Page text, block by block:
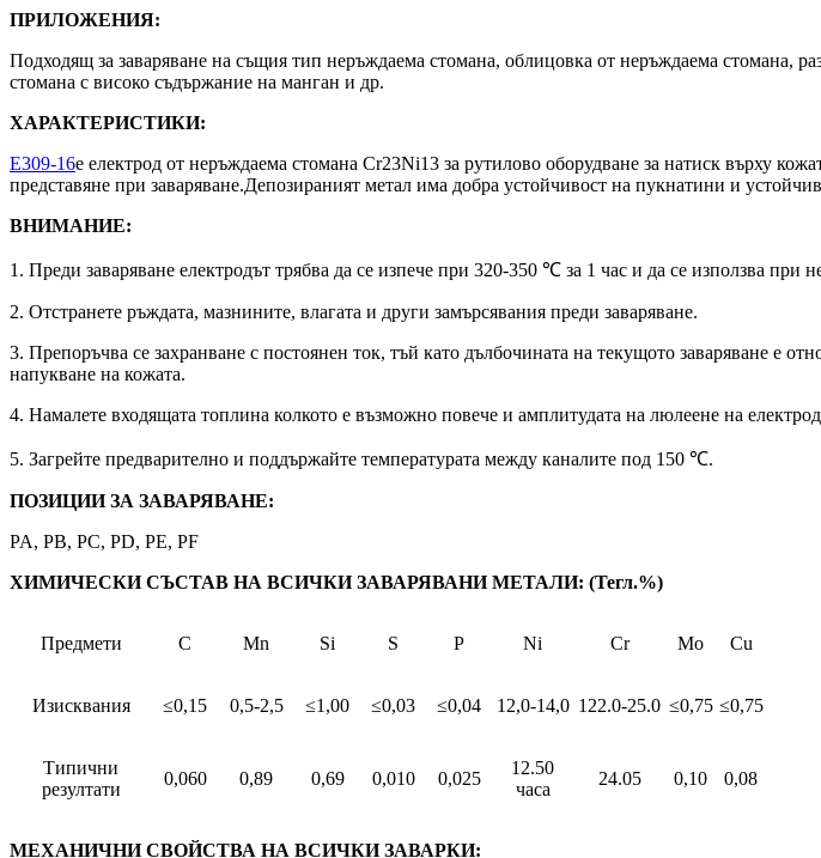
ПРИЛОЖЕНИЯ:
Подходящ за заваряване на същия тип неръждаема стомана, облицовка от неръждаема стомана,
стомана с високо съдържание на манган и др.
ХАРАКТЕРИСТИКИ:
E309-16е електрод от неръждаема стомана Cr23Ni13 за рутилово оборудване за натиск върху
представяне при заваряване.Депозираният метал има добра устойчивост на пукнатини и
ВНИМАНИЕ:
1. Преди заваряване електродът трябва да се изпече при 320-350 ℃ за 1 час и да се използва при
2. Отстранете ръждата, мазнините, влагата и други замърсявания преди заваряване.
3. Препоръчва се захранване с постоянен ток, тъй като дълбочината на текущото заваряване е
напукване на кожата.
4. Намалете входящата топлина колкото е възможно повече и амплитудата на люлеене на
5. Загрейте предварително и поддържайте температурата между каналите под 150 ℃.
ПОЗИЦИИ ЗА ЗАВАРЯВАНЕ:
PA, PB, PC, PD, PE, PF
ХИМИЧЕСКИ СЪСТАВ НА ВСИЧКИ ЗАВАРЯВАНИ МЕТАЛИ: (Тегл.%)
Предмети C Mn Si S P Ni Cr Mo Cu
Изисквания ≤0,15 0,5-2,5 ≤1,00 ≤0,03 ≤0,04 12,0-14,0 122.0-25.0 ≤0,75 ≤0,75
Типични
резултати
0,060 0,89 0,69 0,010 0,025
12.50
часа
24.05 0,10 0,08
МЕХАНИЧНИ СВОЙСТВА НА ВСИЧКИ ЗАВАРКИ: